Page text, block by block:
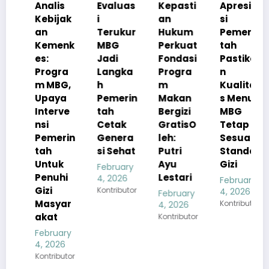
Analis
Kebijak
Kemenk
es:
Progra
m MBG,
Upaya
Interve
nsi
Pemerin
tah
Untuk
Penuhi
Gizi
Masyar
akat
February
4, 2026
Kontributor
Evaluas
Terukur
MBG
Jadi
Langka
Pemerin
tah
Cetak
Genera
si Sehat
February
4, 2026
Kontributor
Kepasti
Hukum
Perkuat
Fondasi
Progra
Makan
Bergizi
GratisO
leh:
Putri
Ayu
Lestari
February
4, 2026
Kontributor
Apresia
Pemerin
tah
Pastika
Kualita
s Menu
MBG
Tetap
Sesuai
Standar
Gizi
February
4, 2026
Kontributor